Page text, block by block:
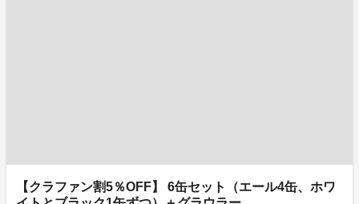
【クラファン割5％OFF】 6缶セット（エール4缶、ホワ